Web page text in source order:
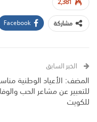
مشاركة
Facebook
الخبر السابق
المضف: الأعياد الوطنية
للتعبير عن مشاعر الحب
للكويت